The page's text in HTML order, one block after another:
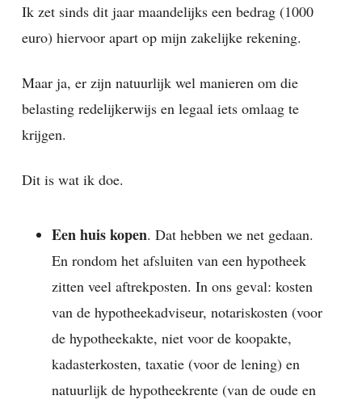
Ik zet sinds dit jaar maandelijks een bedrag (1000
euro) hiervoor apart op mijn zakelijke rekening.
Maar ja, er zijn natuurlijk wel manieren om die
belasting redelijkerwijs en legaal iets omlaag te
krijgen.
Dit is wat ik doe.
Een huis kopen. Dat hebben we net gedaan.
En rondom het afsluiten van een hypotheek
zitten veel aftrekposten. In ons geval: kosten
van de hypotheekadviseur, notariskosten (voor
de hypotheekakte, niet voor de koopakte,
kadasterkosten, taxatie (voor de lening) en
natuurlijk de hypotheekrente (van de oude en